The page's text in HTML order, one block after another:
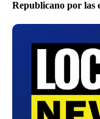
Republicano por las